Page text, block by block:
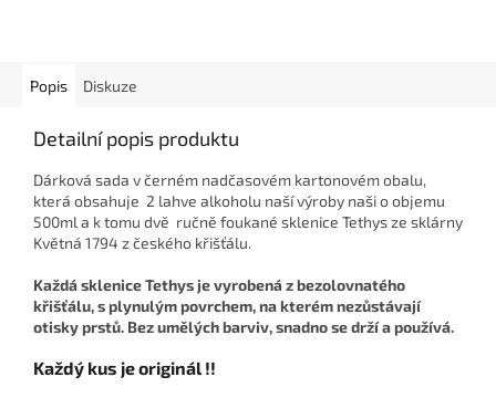
Popis Diskuze
Detailní popis produktu
Dárková sada v černém nadčasovém kartonovém obalu,
která obsahuje 2 lahve alkoholu naší výroby naši o objemu
500ml a k tomu dvě ručně foukané sklenice Tethys ze sklárny
Květná 1794 z českého křišťálu.
Každá sklenice Tethys je vyrobená z bezolovnatého
křišťálu, s plynulým povrchem, na kterém nezůstávají
otisky prstů. Bez umělých barviv, snadno se drží a používá.
Každý kus je originál !!